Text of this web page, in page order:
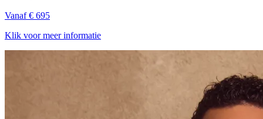
Vanaf € 695
Klik voor meer informatie